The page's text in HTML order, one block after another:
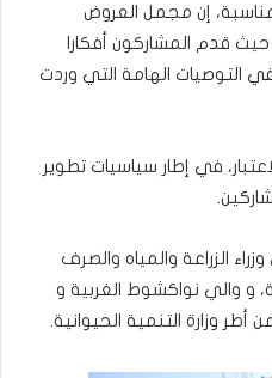
إن مجمل العروض
قدم المشاركون أفكارا
التوصيات الهامة التي وردت
في إطار سياسيات تطوير
الزراعة والمياه والصرف
و والي نواكشوط الغربية و
وزارة التنمية الحيوانية.